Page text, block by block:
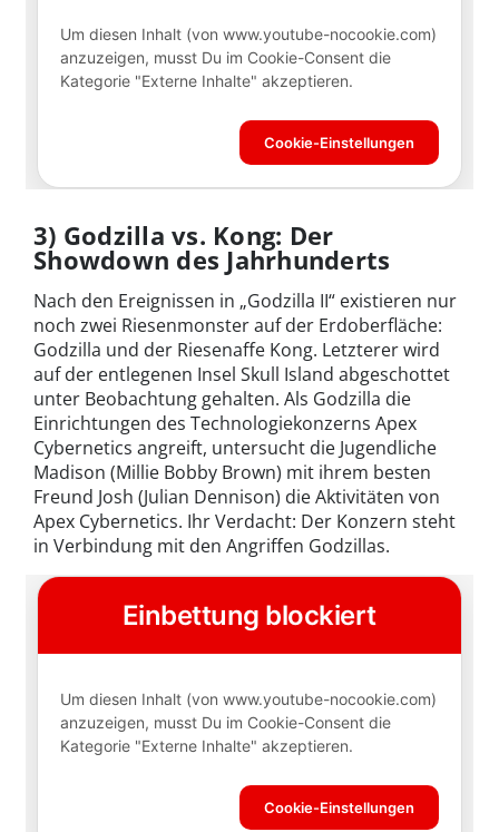
3) Godzilla vs. Kong: Der
Showdown des Jahrhunderts
Nach den Ereignissen in „Godzilla II“ existieren nur
noch zwei Riesenmonster auf der Erdoberfläche:
Godzilla und der Riesenaffe Kong. Letzterer wird
auf der entlegenen Insel Skull Island abgeschottet
unter Beobachtung gehalten. Als Godzilla die
Einrichtungen des Technologiekonzerns Apex
Cybernetics angreift, untersucht die Jugendliche
Madison (Millie Bobby Brown) mit ihrem besten
Freund Josh (Julian Dennison) die Aktivitäten von
Apex Cybernetics. Ihr Verdacht: Der Konzern steht
in Verbindung mit den Angriffen Godzillas.